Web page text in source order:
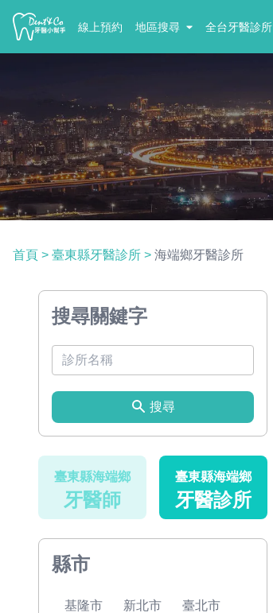
線上預約 地區搜尋 全台牙醫診所
首頁 > 臺東縣牙醫診所 > 海端鄉牙醫診所
搜尋關鍵字
搜尋
臺東縣海端鄉
牙醫師
臺東縣海端鄉
牙醫診所
縣市
基隆市 新北市 臺北市